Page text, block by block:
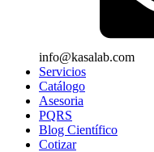
info@kasalab.com
Servicios
Catálogo
Asesoria
PQRS
Blog Científico
Cotizar